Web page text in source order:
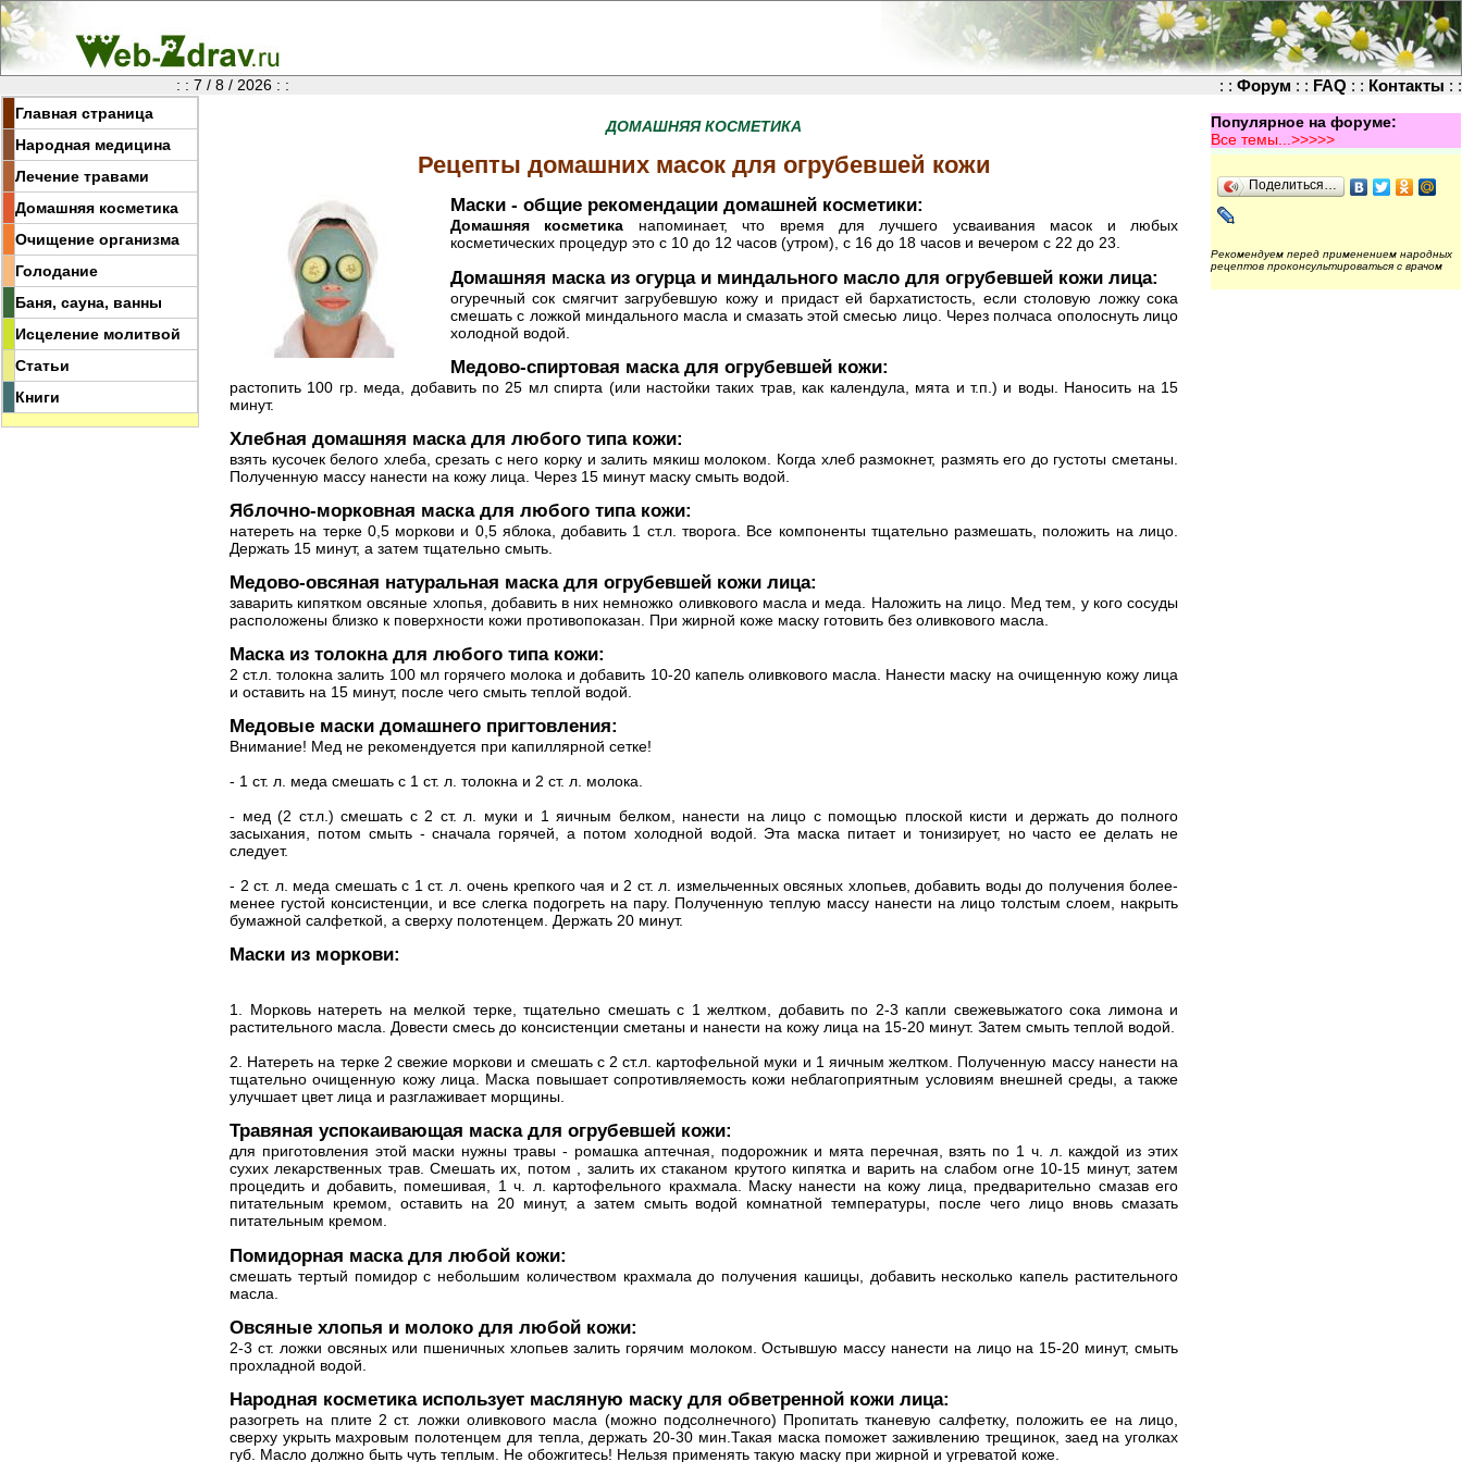
: : 7 / 8 / 2026 : : : : Форум : : FAQ : : Контакты : :
Главная страница
Народная медицина
Лечение травами
Домашняя косметика
Очищение организма
Голодание
Баня, сауна, ванны
Исцеление молитвой
Статьи
Книги
ДОМАШНЯЯ КОСМЕТИКА
Рецепты домашних масокдля огрубевшей кожи
Маски - общие рекомендации домашней косметики:
Домашняя косметика напоминает, что время для лучшего усваивания масок и любых
косметических процедур это с 10 до 12 часов (утром), с 16 до 18 часов и вечером с 22 до 23.
Домашняя маска из огурца и миндального масло для огрубевшей кожи лица:
огуречный сок смягчит загрубевшую кожу и придаст ей бархатистость, если столовую ложку сока
смешать с ложкой миндального масла и смазать этой смесью лицо. Через полчаса ополоснуть лицо
холодной водой.
Медово-спиртовая маска для огрубевшей кожи:
растопить 100 гр. меда, добавить по 25 мл спирта (или настойки таких трав, как календула, мята и т.п.) и воды. Наносить на 15
минут.
Хлебная домашняя маска для любого типа кожи:
взять кусочек белого хлеба, срезать с него корку и залить мякиш молоком. Когда хлеб размокнет, размять его до густоты сметаны.
Полученную массу нанести на кожу лица. Через 15 минут маску смыть водой.
Яблочно-морковная маска для любого типа кожи:
натереть на терке 0,5 моркови и 0,5 яблока, добавить 1 ст.л. творога. Все компоненты тщательно размешать, положить на лицо.
Держать 15 минут, а затем тщательно смыть.
Медово-овсяная натуральная маска для огрубевшей кожи лица:
заварить кипятком овсяные хлопья, добавить в них немножко оливкового масла и меда. Наложить на лицо. Мед тем, у кого сосуды
расположены близко к поверхности кожи противопоказан. При жирной коже маску готовить без оливкового масла.
Маска из толокна для любого типа кожи:
2 ст.л. толокна залить 100 мл горячего молока и добавить 10-20 капель оливкового масла. Нанести маску на очищенную кожу лица
и оставить на 15 минут, после чего смыть теплой водой.
Медовые маски домашнего пригтовления:
Внимание! Мед не рекомендуется при капиллярной сетке!
- 1 ст. л. меда смешать с 1 ст. л. толокна и 2 ст. л. молока.
- мед (2 ст.л.) смешать с 2 ст. л. муки и 1 яичным белком, нанести на лицо с помощью плоской кисти и держать до полного
засыхания, потом смыть - сначала горячей, а потом холодной водой. Эта маска питает и тонизирует, но часто ее делать не
следует.
- 2 ст. л. меда смешать с 1 ст. л. очень крепкого чая и 2 ст. л. измельченных овсяных хлопьев, добавить воды до получения более-
менее густой консистенции, и все слегка подогреть на пару. Полученную теплую массу нанести на лицо толстым слоем, накрыть
бумажной салфеткой, а сверху полотенцем. Держать 20 минут.
Маски из моркови:
1. Морковь натереть на мелкой терке, тщательно смешать с 1 желтком, добавить по 2-3 капли свежевыжатого сока лимона и
растительного масла. Довести смесь до консистенции сметаны и нанести на кожу лица на 15-20 минут. Затем смыть теплой водой.
2. Натереть на терке 2 свежие моркови и смешать с 2 ст.л. картофельной муки и 1 яичным желтком. Полученную массу нанести на
тщательно очищенную кожу лица. Маска повышает сопротивляемость кожи неблагоприятным условиям внешней среды, а также
улучшает цвет лица и разглаживает морщины.
Травяная успокаивающая маска для огрубевшей кожи:
для приготовления этой маски нужны травы - ромашка аптечная, подорожник и мята перечная, взять по 1 ч. л. каждой из этих
сухих лекарственных трав. Смешать их, потом , залить их стаканом крутого кипятка и варить на слабом огне 10-15 минут, затем
процедить и добавить, помешивая, 1 ч. л. картофельного крахмала. Маску нанести на кожу лица, предварительно смазав его
питательным кремом, оставить на 20 минут, а затем смыть водой комнатной температуры, после чего лицо вновь смазать
питательным кремом.
Помидорная маска для любой кожи:
смешать тертый помидор с небольшим количеством крахмала до получения кашицы, добавить несколько капель растительного
масла.
Овсяные хлопья и молоко для любой кожи:
2-3 ст. ложки овсяных или пшеничных хлопьев залить горячим молоком. Остывшую массу нанести на лицо на 15-20 минут, смыть
прохладной водой.
Народная косметика использует масляную маску для обветренной кожи лица:
разогреть на плите 2 ст. ложки оливкового масла (можно подсолнечного) Пропитать тканевую салфетку, положить ее на лицо,
сверху укрыть махровым полотенцем для тепла, держать 20-30 мин.Такая маска поможет заживлению трещинок, заед на уголках
губ. Масло должно быть чуть теплым. Не обожгитесь! Нельзя применять такую маску при жирной и угреватой коже.
Популярное на форуме:
Все темы...>>>>>
Поделиться…
Рекомендуем перед применением народных
рецептов проконсультироваться с врачом